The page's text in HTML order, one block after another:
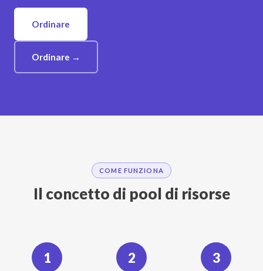
Ordinare
Ordinare →
COME FUNZIONA
Il concetto di pool di risorse
1 2 3